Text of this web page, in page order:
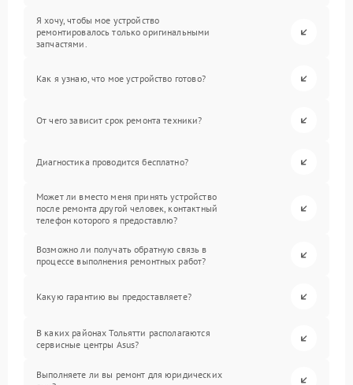
Я хочу, чтобы мое устройство
ремонтировалось только оригинальными
запчастями.
Как я узнаю, что мое устройство готово?
От чего зависит срок ремонта техники?
Диагностика проводится бесплатно?
Может ли вместо меня принять устройство
после ремонта другой человек, контактный
телефон которого я предоставлю?
Возможно ли получать обратную связь в
процессе выполнения ремонтных работ?
Какую гарантию вы предоставляете?
В каких районах Тольятти располагаются
сервисные центры Asus?
Выполняете ли вы ремонт для юридических